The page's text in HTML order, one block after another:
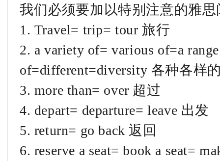
我们必须要加以特别注意的雅
1. Travel= trip= tour 旅行
2. a variety of= various of=a
of=different=diversity 各种各样
3. more than= over 超过
4. depart= departure= leave 出发
5. return= go back 返回
6. reserve a seat= book a seat=